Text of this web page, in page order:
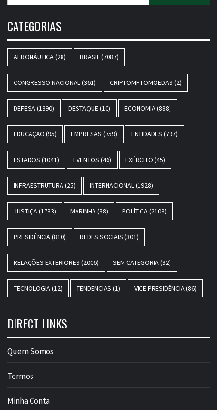
CATEGORIAS
AERONÁUTICA(28) BRASIL(7087)
CONGRESSO NACIONAL(361) CRIPTOMPTOMOEDAS (2)
DEFESA(1390) DESTAQUE(10) ECONOMIA(888)
EDUCAÇÃO (95) EMPRESAS (759) ENTIDADES (797)
ESTADOS (1041) EVENTOS (46) EXÉRCITO (45)
INFRAESTRUTURA(25) INTERNACIONAL(1928)
JUSTIÇA(1733) MARINHA(38) POLÍTICA(2103)
PRESIDÊNCIA(810) REDES SOCIAIS (301)
RELAÇÕES EXTERIORES (2006) SEM CATEGORIA(32)
TECNOLOGIA(12) TENDENCIAS (1) VICE PRESIDÊNCIA(86)
DIRECT LINKS
Quem Somos
Termos
Minha Conta